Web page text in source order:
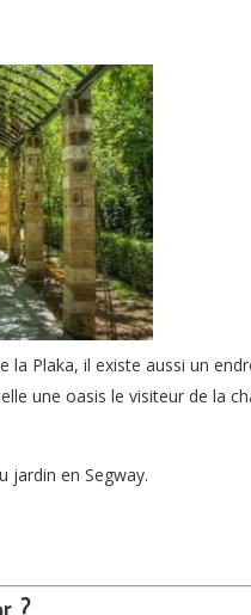
la Plaka, il existe aussi un
une oasis le visiteur de la
jardin en Segway.